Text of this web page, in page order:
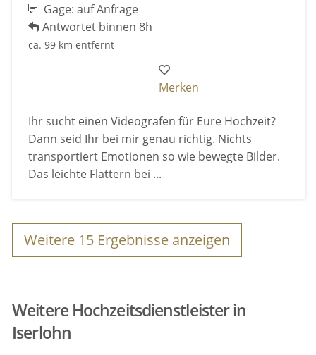
Gage: auf Anfrage
Antwortet binnen 8h
ca. 99 km entfernt
Merken
Ihr sucht einen Videografen für Eure Hochzeit?
Dann seid Ihr bei mir genau richtig. Nichts
transportiert Emotionen so wie bewegte Bilder.
Das leichte Flattern bei ...
Weitere 15 Ergebnisse anzeigen
Weitere Hochzeitsdienstleister in
Iserlohn